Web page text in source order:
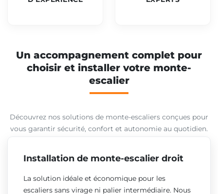
Un accompagnement complet pour
choisir et installer votre monte-
escalier
Découvrez nos solutions de monte-escaliers conçues pour
vous garantir sécurité, confort et autonomie au quotidien.
Installation de monte-escalier droit
La solution idéale et économique pour les
escaliers sans virage ni palier intermédiaire. Nous